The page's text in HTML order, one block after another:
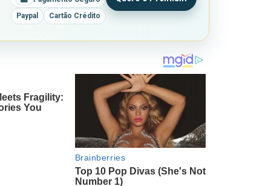
Paypal
Cartão Crédito